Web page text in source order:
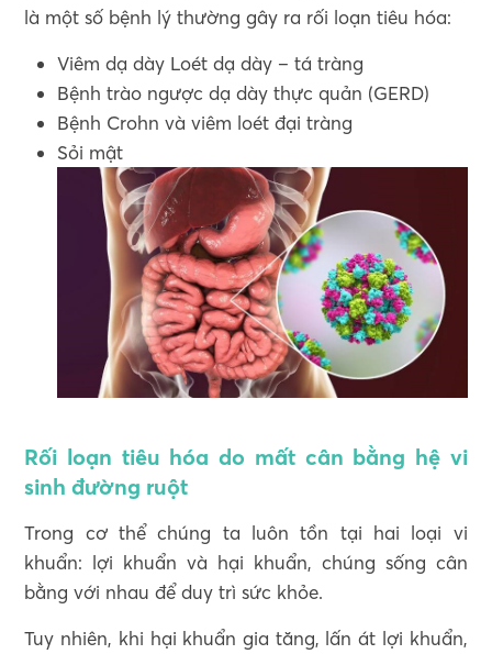
là một số bệnh lý thường gây ra rối loạn tiêu hóa:
Viêm dạ dày Loét dạ dày – tá tràng
Bệnh trào ngược dạ dày thực quản (GERD)
Bệnh Crohn và viêm loét đại tràng
Sỏi mật
Rối loạn tiêu hóa do mất cân bằng hệ vi
sinh đường ruột
Trong cơ thể chúng ta luôn tồn tại hai loại vi
khuẩn: lợi khuẩn và hại khuẩn, chúng sống cân
bằng với nhau để duy trì sức khỏe.
Tuy nhiên, khi hại khuẩn gia tăng, lấn át lợi khuẩn,